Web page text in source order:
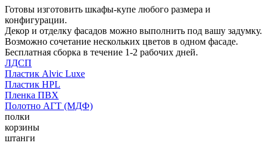
Готовы изготовить шкафы-купе любого размера и
конфигурации.
Декор и отделку фасадов можно выполнить под вашу задумку.
Возможно сочетание нескольких цветов в одном фасаде.
Бесплатная сборка в течение 1-2 рабочих дней.
ЛДСП
Пластик Alvic Luxe
Пластик HPL
Пленка ПВХ
Полотно АГТ (МДФ)
полки
корзины
штанги